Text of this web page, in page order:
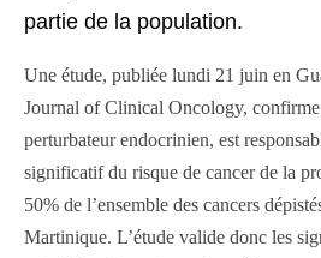
partie de la population.
Une étude, publiée lundi 21 juin en
Journal of Clinical Oncology,
perturbateur endocrinien, est
significatif du risque de cancer de la
50% de l’ensemble des cancers
Martinique. L’étude valide donc les